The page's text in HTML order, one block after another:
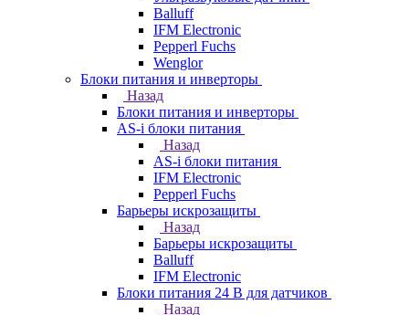
Balluff
IFM Electronic
Pepperl Fuchs
Wenglor
Блоки питания и инверторы
Назад
Блоки питания и инверторы
AS-i блоки питания
Назад
AS-i блоки питания
IFM Electronic
Pepperl Fuchs
Барьеры искрозащиты
Назад
Барьеры искрозащиты
Balluff
IFM Electronic
Блоки питания 24 В для датчиков
Назад